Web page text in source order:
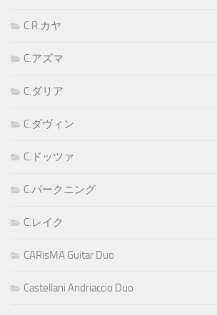
C.R.カヤ
C.アズマ
C.ダリア
C.ダヴィン
C.ドッツァ
C.パークニング
C.レイク
CARisMA Guitar Duo
Castellani Andriaccio Duo